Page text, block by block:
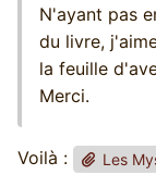
N'ayant pas
du livre,
la feuille
Merci.
Voilà : Les